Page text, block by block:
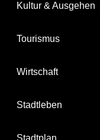
Kultur & Ausgehen
Tourismus
Wirtschaft
Stadtleben